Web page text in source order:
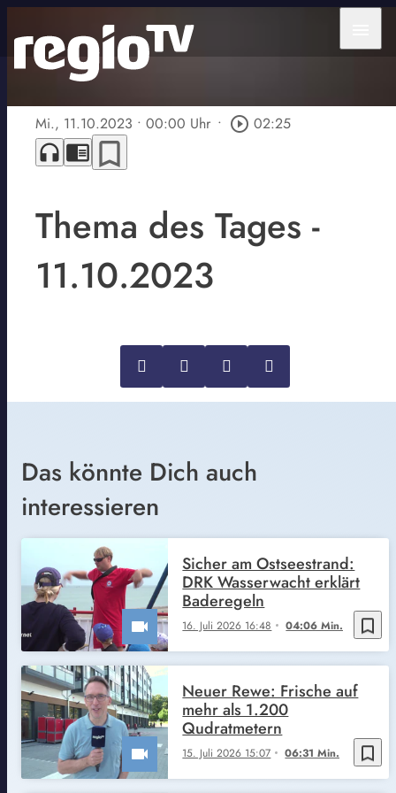
Mi., 11.10.2023 • 00:00 Uhr • play_circle_outline 02:25
headphones chrome_reader_mode bookmark_border
Thema des Tages -
11.10.2023
Das könnte Dich auch
interessieren
bookmark_border
16. Juli 2026 16:48 04:06 Min.
Sicher am Ostseestrand:
DRK Wasserwacht erklärt
Baderegeln
bookmark_border
15. Juli 2026 15:07 06:31 Min.
Neuer Rewe: Frische auf
mehr als 1.200
Qudratmetern